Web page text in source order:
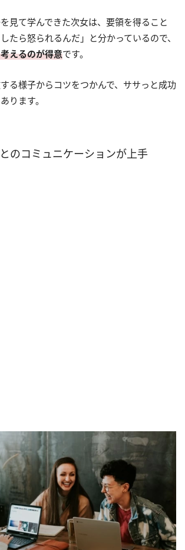
見て学んできた次女は、要領を得ること
たら怒られるんだ」と分かっているので、
えるのが得意です。
る様子からコツをつかんで、ササっと成功
ります。
とのコミュニケーションが上手